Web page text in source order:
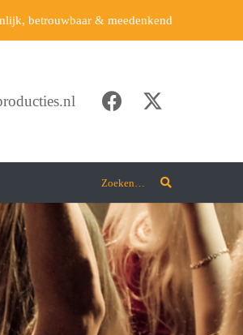
betrouwbaar & meedenkend
Zoeken…